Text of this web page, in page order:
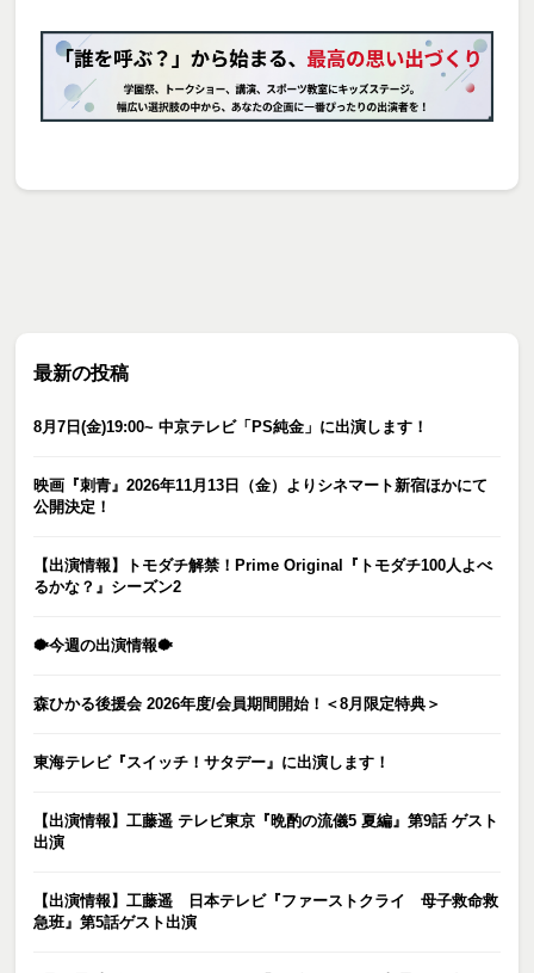
最新の投稿
8月7日(金)19:00~ 中京テレビ「PS純金」に出演します！
映画『刺青』2026年11月13日（金）よりシネマート新宿ほかにて
公開決定！
【出演情報】トモダチ解禁！Prime Original『トモダチ100人よべ
るかな？』シーズン2
🐡今週の出演情報🐡
森ひかる後援会 2026年度/会員期間開始！＜8月限定特典＞
東海テレビ『スイッチ！サタデー』に出演します！
【出演情報】工藤遥 テレビ東京『晩酌の流儀5 夏編』第9話 ゲスト
出演
【出演情報】工藤遥 日本テレビ『ファーストクライ 母子救命救
急班』第5話ゲスト出演